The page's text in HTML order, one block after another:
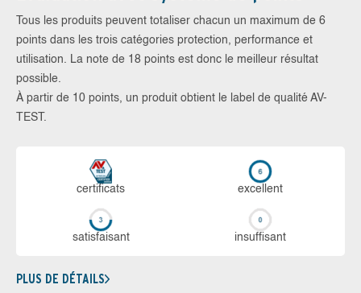
Tous les produits peuvent totaliser chacun un maximum de 6
points dans les trois catégories protection, performance et
utilisation. La note de 18 points est donc le meilleur résultat
possible.
À partir de 10 points, un produit obtient le label de qualité AV-
TEST.
certi­ficats ex­cellent
sa­tis­fai­sant in­suf­fi­sant
PLUS DE DÉTAILS